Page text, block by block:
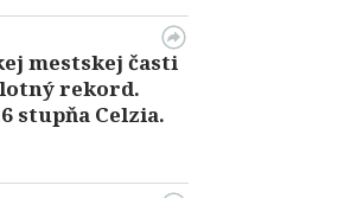
mestskej časti
rekord.
stupňa Celzia.